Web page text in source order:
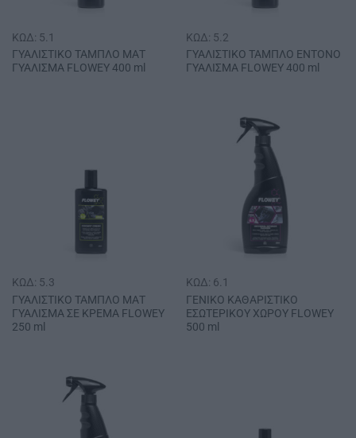
ΚΩΔ: 5.1
ΓΥΑΛΙΣΤΙΚΟ ΤΑΜΠΛΟ ΜΑΤ
ΓΥΑΛΙΣΜΑ FLOWEY 400 ml
ΚΩΔ: 5.2
ΓΥΑΛΙΣΤΙΚΟ ΤΑΜΠΛΟ ΕΝΤΟΝΟ
ΓΥΑΛΙΣΜΑ FLOWEY 400 ml
ΚΩΔ: 5.3
ΓΥΑΛΙΣΤΙΚΟ ΤΑΜΠΛΟ ΜΑΤ
ΓΥΑΛΙΣΜΑ ΣΕ ΚΡΕΜΑ FLOWEY
250 ml
ΚΩΔ: 6.1
ΓΕΝΙΚΟ ΚΑΘΑΡΙΣΤΙΚΟ
ΕΣΩΤΕΡΙΚΟΥ ΧΩΡΟΥ FLOWEY
500 ml